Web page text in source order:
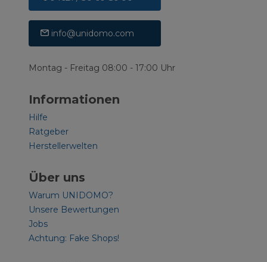
info@unidomo.com
Montag - Freitag 08:00 - 17:00 Uhr
Informationen
Hilfe
Ratgeber
Herstellerwelten
Über uns
Warum UNIDOMO?
Unsere Bewertungen
Jobs
Achtung: Fake Shops!